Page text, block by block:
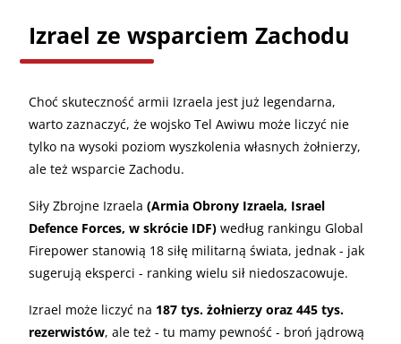
Izrael ze wsparciem Zachodu
Choć skuteczność armii Izraela jest już legendarna,
warto zaznaczyć, że wojsko Tel Awiwu może liczyć nie
tylko na wysoki poziom wyszkolenia własnych żołnierzy,
ale też wsparcie Zachodu.
Siły Zbrojne Izraela (Armia Obrony Izraela, Israel
Defence Forces, w skrócie IDF) według rankingu Global
Firepower stanowią 18 siłę militarną świata, jednak - jak
sugerują eksperci - ranking wielu sił niedoszacowuje.
Izrael może liczyć na 187 tys. żołnierzy oraz 445 tys.
rezerwistów, ale też - tu mamy pewność - broń jądrową